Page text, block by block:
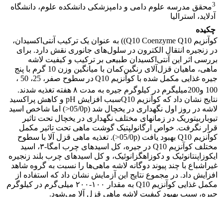
3محقق مدرسه علوم دامی و دامپزشکی دانشکده علوم، دانشگاه
آدلاید، استرالیا
چکیده
کوآنزیم Q10 Coenzyme Q10)) به عنوان یک ترکیب آنتی‌اکسیدان،
در زنجیره انتقال الکترون در سلول‌های جانوری نقش دارد. برای
بررسی اثر این آنتی‌اکسیدان طبیعی بر ترکیب و کیفیت لاشه
ماهی، ماهیان قزل‌آلای رنگین‌کمان با میانگین وزن 10 گرم با پنج
جیره غذایی مکمل شده با کوآنزیم Q10
در
سطوح صفر، 25، 50 ،
100 و200میلی­گرم در کیلوگرم جیره به مدت ۸ هفته تغذیه شدند.
نتایج نشان داد که کوآنزیم Q10سبب افزایش pH و کاهش پراکسید
لاشه در روز اول نگهداری در یخچال شد (05/0p<) اما شاخص اسید
تیوباربیتوریک در زمانهای مختلف نگهداری در یخچال تحت تاثیر
قرار نگرفت. خواص ارگانولپتیک گوشت ماهی تحت تاثیر مکمل
کوآنزیم Q10 بهبود یافت (05/0p<). تغذیه ماهی قزل آلا با سطوح
مختلف کوآنزیم Q10 در جیره، کل اسیدهای چرب امگا-۳، اسید
ایکوزاپنتانوئیک و دکوزاهگزانوئیک، و کل اسیدهای چرب بلند زنجیره
غیراشباع با چند پیوند دوگانه لاشه ماهی‌ها را نسبت به گروه شاهد
افزایش داد. در مجموع نتایج این آزمایش نشان داد که استفاده از
مکمل غذایی کوآنزیم Q10 به مقدار ۱۰۰-۲۰۰ میلی‌گرم در کیلوگرم
جیره، سبب بهبود کیفیت لاشه ماهی قزل آلا می‌شود.